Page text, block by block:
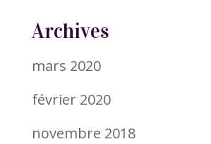
Archives
mars 2020
février 2020
novembre 2018